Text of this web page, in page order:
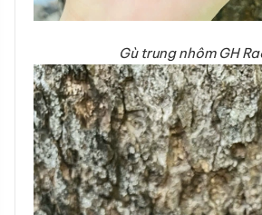
Gù trung nhôm GH